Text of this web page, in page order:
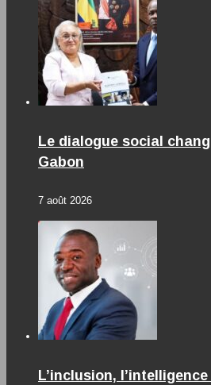
Le dialogue social
Gabon
7 août 2026
L’inclusion,